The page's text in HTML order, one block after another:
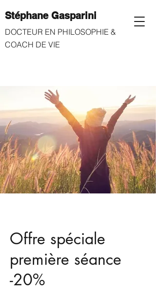
Stéphane Gasparini
DOCTEUR EN PHILOSOPHIE &
COACH DE VIE
Offre spéciale
première séance
-20%